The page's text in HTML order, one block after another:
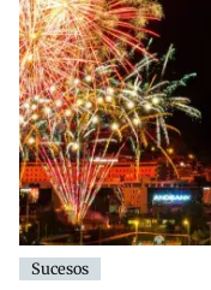
Sucesos